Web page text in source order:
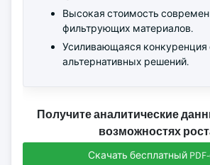
Высокая стоимость
фильтрующих материалов.
Усиливающаяся конкуренция
альтернативных решений.
Получите аналитические
возможностях
Скачать бесплатный